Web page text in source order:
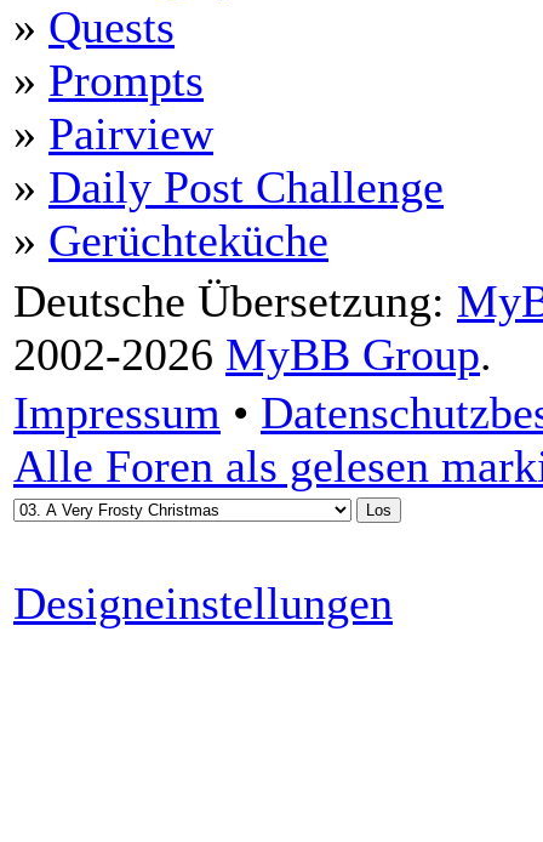
» Quests
» Prompts
» Pairview
» Daily Post Challenge
» Gerüchteküche
Deutsche Übersetzung:
2002-2026 MyBB Group.
Impressum •
Alle Foren als gelesen
Designeinstellungen